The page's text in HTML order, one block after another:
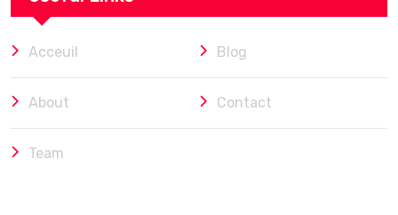
Acceuil Blog
About Contact
Team